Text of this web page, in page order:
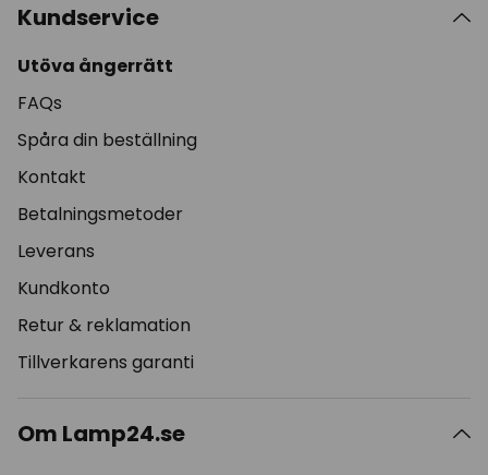
Kundservice
Utöva ångerrätt
FAQs
Spåra din beställning
Kontakt
Betalningsmetoder
Leverans
Kundkonto
Retur & reklamation
Tillverkarens garanti
Om Lamp24.se